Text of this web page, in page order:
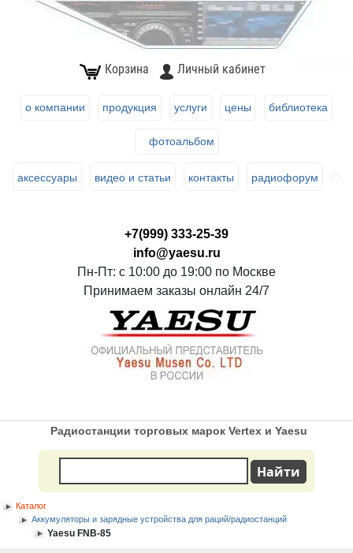
Корзина Личный кабинет
о компании продукция услуги цены библиотека
фотоальбом
аксессуары видео и статьи контакты радиофорум
+7(999) 333-25-39
info@yaesu.ru
Пн-Пт: с 10:00 до 19:00 по Москве
Принимаем заказы онлайн 24/7
Радиостанции торговых марок Vertex и Yaesu
Каталог
Аккумуляторы и зарядные устройства для раций/радиостанций
Yaesu FNB-85